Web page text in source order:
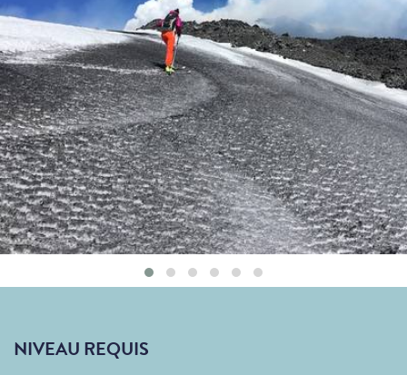
NIVEAU REQUIS